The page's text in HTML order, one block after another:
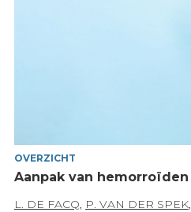
OVERZICHT
Aanpak van hemorroïden
L. DE FACQ, P. VAN DER SPEK,